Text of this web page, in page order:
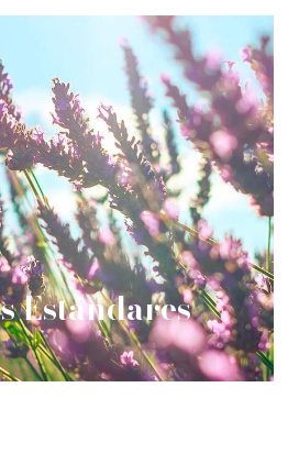
Estándares